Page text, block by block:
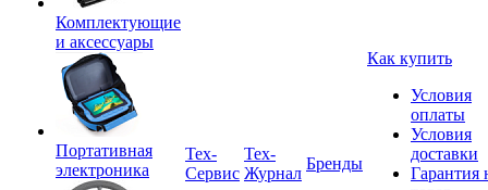
Комплектующие
и аксессуары
Портативная
электроника
Tex-
Сервис
Тех-
Журнал
Бренды
Как купить
Условия
оплаты
Условия
доставки
Гарантия